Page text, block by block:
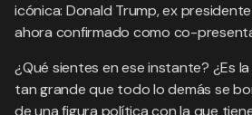
icónica: Donald Trump, ex
ahora confirmado como co-
¿Qué sientes en ese instante? ¿Es
tan grande que todo lo demás se
de una figura política con la que